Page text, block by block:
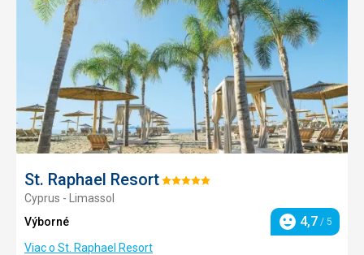
St. Raphael ResortHodnotenie:
Cyprus - Limassol
Výborné
Hodnotenie
4,7 / 5
Viac o St. Raphael Resort